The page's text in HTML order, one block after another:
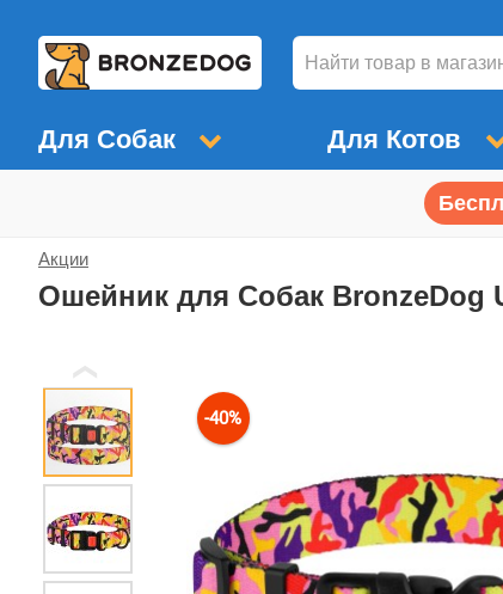
Для Собак Для Котов
Акции
Ошейник для Собак
-40%